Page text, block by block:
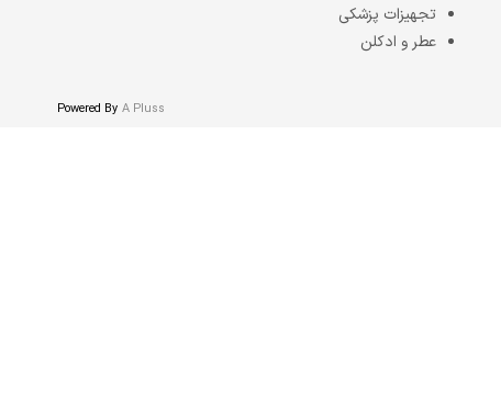
تجهیزات پزشکی
عطر و ادکلن
A Pluss
Powered By